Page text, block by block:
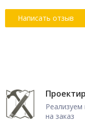
на заказ